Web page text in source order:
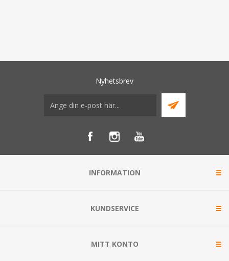
Nyhetsbrev
INFORMATION
KUNDSERVICE
MITT KONTO